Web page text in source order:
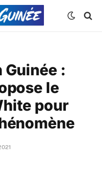
Guinée :
le
pour